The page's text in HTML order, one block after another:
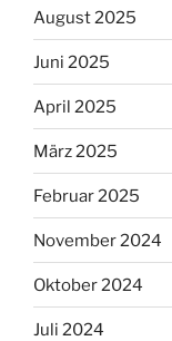
August 2025
Juni 2025
April 2025
März 2025
Februar 2025
November 2024
Oktober 2024
Juli 2024